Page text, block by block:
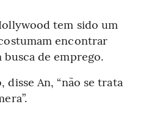
tem sido um
encontrar
de emprego.
An, “não se trata